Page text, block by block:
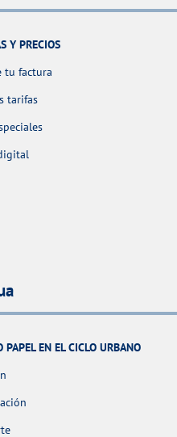
Y PRECIOS
tu factura
tarifas
PAPEL EN EL CICLO URBANO